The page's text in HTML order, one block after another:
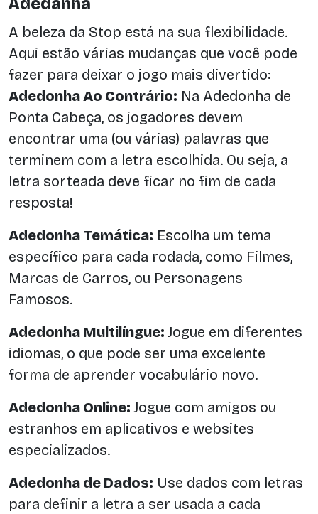
A beleza da Stop está na sua flexibilidade.
Aqui estão várias mudanças que você pode
fazer para deixar o jogo mais divertido:
Adedonha Ao Contrário: Na Adedonha de
Ponta Cabeça, os jogadores devem
encontrar uma (ou várias) palavras que
terminem com a letra escolhida. Ou seja, a
letra sorteada deve ficar no fim de cada
resposta!
Adedonha Temática: Escolha um tema
específico para cada rodada, como Filmes,
Marcas de Carros, ou Personagens
Famosos.
Adedonha Multilíngue: Jogue em diferentes
idiomas, o que pode ser uma excelente
forma de aprender vocabulário novo.
Adedonha Online: Jogue com amigos ou
estranhos em aplicativos e websites
especializados.
Adedonha de Dados: Use dados com letras
para definir a letra a ser usada a cada